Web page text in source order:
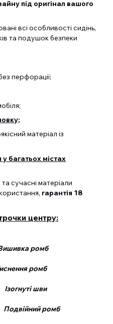
під оригінал вашого
всі особливості сидінь,
та подушок безпеки
перфорації;
матеріал із
багатьох містах
сучасні матеріали
гарантія 18
центру:
ромб
ромб
шви
ромб